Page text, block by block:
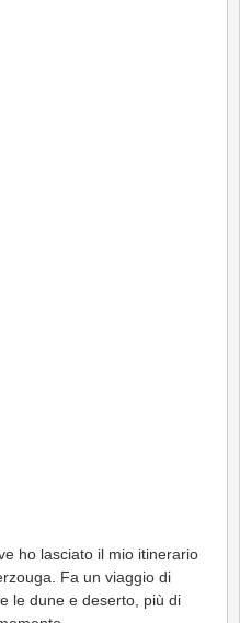
ho lasciato il mio itinerario
Fa un viaggio di
le dune e deserto, più di